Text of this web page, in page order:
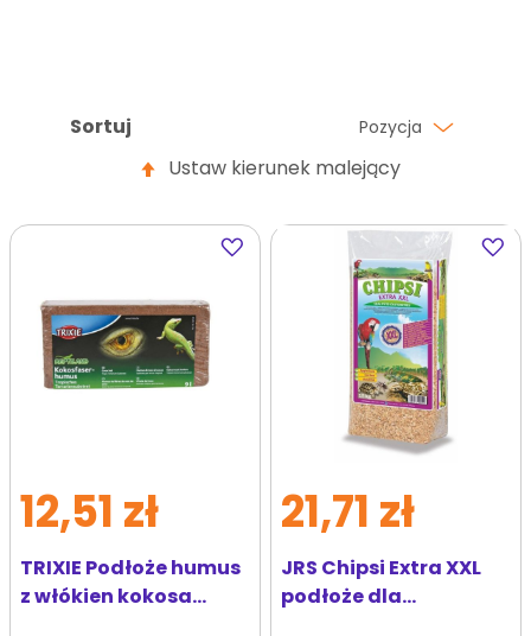
Sortuj Pozycja
Ustaw kierunek malejący
Dodaj
do
TRIXIE Podłoże humus
z włókien kokosa
12,51 zł
Dodaj
do
JRS Chipsi Extra XXL
podłoże dla
21,71 zł